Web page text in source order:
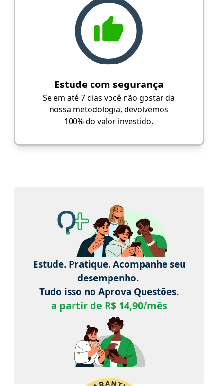
Estude com segurança
Se em até 7 dias você não gostar da
nossa metodologia, devolvemos
100% do valor investido.
Estude. Pratique. Acompanhe seu
desempenho.
Tudo isso no Aprova Questões.
a partir de R$ 14,90/mês